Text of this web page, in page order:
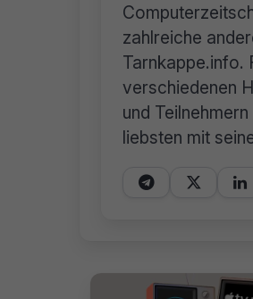
zahlreiche
Tarnkappe.info.
verschiedenen
und
liebsten mit
  